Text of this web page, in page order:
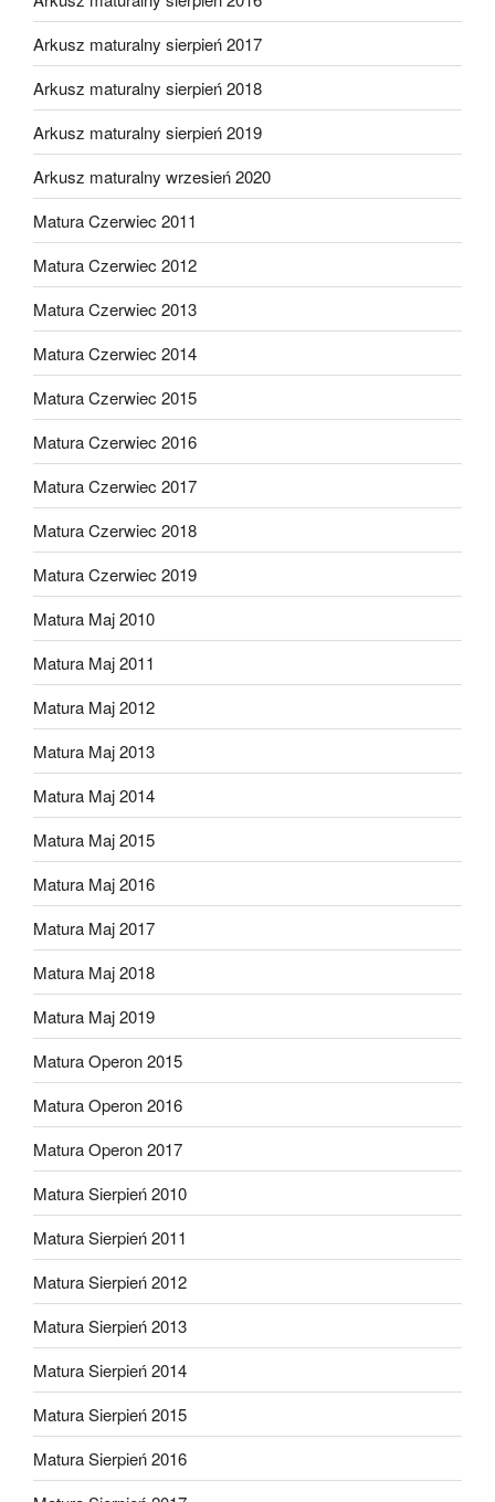
Arkusz maturalny sierpień 2017
Arkusz maturalny sierpień 2018
Arkusz maturalny sierpień 2019
Arkusz maturalny wrzesień 2020
Matura Czerwiec 2011
Matura Czerwiec 2012
Matura Czerwiec 2013
Matura Czerwiec 2014
Matura Czerwiec 2015
Matura Czerwiec 2016
Matura Czerwiec 2017
Matura Czerwiec 2018
Matura Czerwiec 2019
Matura Maj 2010
Matura Maj 2011
Matura Maj 2012
Matura Maj 2013
Matura Maj 2014
Matura Maj 2015
Matura Maj 2016
Matura Maj 2017
Matura Maj 2018
Matura Maj 2019
Matura Operon 2015
Matura Operon 2016
Matura Operon 2017
Matura Sierpień 2010
Matura Sierpień 2011
Matura Sierpień 2012
Matura Sierpień 2013
Matura Sierpień 2014
Matura Sierpień 2015
Matura Sierpień 2016